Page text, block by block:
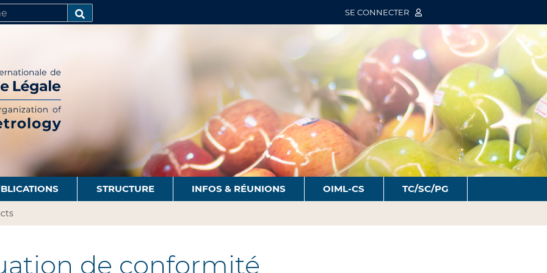
SE CONNECTER
STRUCTURE INFOS & RÉUNIONS OIML-CS TC/SC/PG
de conformité